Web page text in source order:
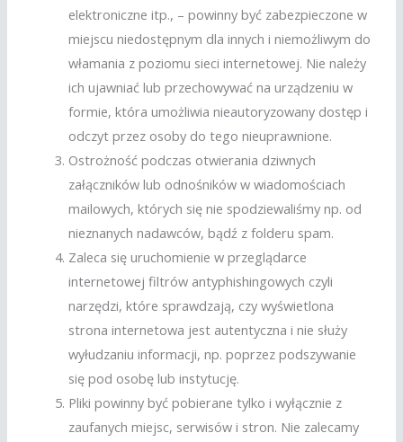
elektroniczne itp., – powinny być zabezpieczone w
miejscu niedostępnym dla innych i niemożliwym do
włamania z poziomu sieci internetowej. Nie należy
ich ujawniać lub przechowywać na urządzeniu w
formie, która umożliwia nieautoryzowany dostęp i
odczyt przez osoby do tego nieuprawnione.
Ostrożność podczas otwierania dziwnych
załączników lub odnośników w wiadomościach
mailowych, których się nie spodziewaliśmy np. od
nieznanych nadawców, bądź z folderu spam.
Zaleca się uruchomienie w przeglądarce
internetowej filtrów antyphishingowych czyli
narzędzi, które sprawdzają, czy wyświetlona
strona internetowa jest autentyczna i nie służy
wyłudzaniu informacji, np. poprzez podszywanie
się pod osobę lub instytucję.
Pliki powinny być pobierane tylko i wyłącznie z
zaufanych miejsc, serwisów i stron. Nie zalecamy